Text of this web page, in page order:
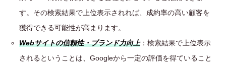
す。その検索結果で上位表示されれば、成約率の高い顧客を
獲得できる可能性が高まります。
Webサイトの信頼性・ブランド力向上：検索結果で上位表示
されるということは、Googleから一定の評価を得ていること